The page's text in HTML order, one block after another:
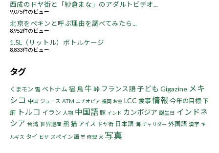
西成のドヤ街と「紗倉まな」のアダルトビデオ...
9,075件のビュー
北京をペキンと呼ぶ理由を調べてみたら...
8,952件のビュー
1.5L（リットル）ボトルケージ
8,833件のビュー
タグ
くまモン 雪 ベトナム 宿 鳥牛峠 フランス語子ども Gigazine メキ
シコ 中国 ジュース ATM エチオピア 福岡 お金 LCC 食事情報 今年の目標 下
痢 トルコ イラン 人物 中国語 豚 インド カンボジア 誕生日 インドネ
シア 台湾 世界遺産 熊猫 アイス ドヤ街 日本語 海 チャリダー 外国語 漢字 キ
ルギス タイ ビザ スペイン語 羊 修理 犬 写真